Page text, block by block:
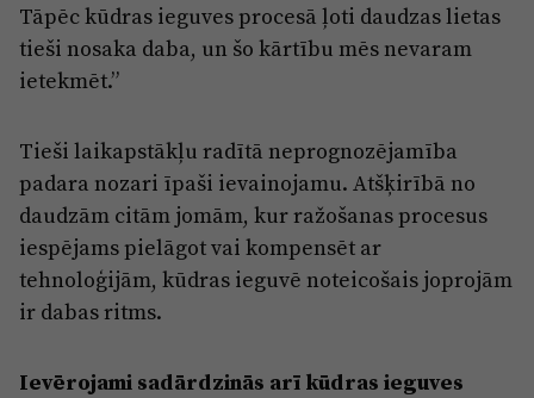
Tāpēc kūdras ieguves procesā ļoti daudzas lietas
tieši nosaka daba, un šo kārtību mēs nevaram
ietekmēt.”
Tieši laikapstākļu radītā neprognozējamība
padara nozari īpaši ievainojamu. Atšķirībā no
daudzām citām jomām, kur ražošanas procesus
iespējams pielāgot vai kompensēt ar
tehnoloģijām, kūdras ieguvē noteicošais joprojām
ir dabas ritms.
Ievērojami sadārdzinās arī kūdras ieguves